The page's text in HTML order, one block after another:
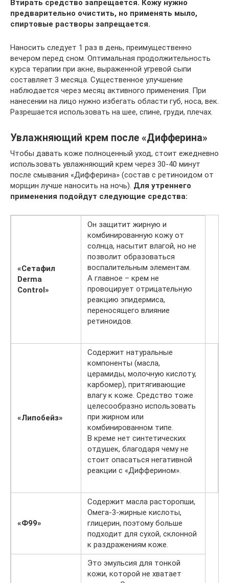
Втирать средство запрещается. Кожу нужно
предварительно очистить, но применять мыло,
спиртовые растворы запрещается.
Наносить следует 1 раз в день, преимущественно
вечером перед сном. Оптимальная продолжительность
курса терапии при акне, выраженной угревой сыпи
составляет 3 месяца. Существенное улучшение
наблюдается через месяц активного применения. При
нанесении на лицо нужно избегать области губ, носа, век.
Разрешается использовать на шее, спине, груди, плечах.
Увлажняющий крем после «Дифферина»
Чтобы давать коже полноценный уход, стоит ежедневно
использовать увлажняющий крем через 30-40 минут
после смывания «Дифферина» (состав с ретиноидом от
морщин лучше наносить на ночь). Для утреннего
применения подойдут следующие средства:​
«Сетафил
Derma
Control»
Он защитит жирную и
комбинированную кожу от
солнца, насытит влагой, но не
позволит образоваться
воспалительным элементам.
А главное – крем не
провоцирует отрицательную
реакцию эпидермиса,
переносящего влияние
ретиноидов.
«Липобейз»
Содержит натуральные
компоненты (масла,
церамиды, молочную кислоту,
карбомер), притягивающие
влагу к коже. Средство тоже
целесообразно использовать
при жирном или
комбинированном типе.
В креме нет синтетических
отдушек, благодаря чему не
стоит опасаться негативной
реакции с «Дифферином».
«Ф99»
Содержит масла расторопши,
Омега-3-жирные кислоты,
глицерин, поэтому больше
подходит для сухой, склонной
к раздражениям коже.
Это эмульсия для тонкой
кожи, которой не хватает